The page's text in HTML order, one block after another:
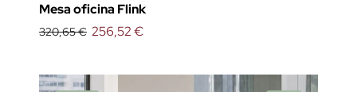
Mesa oficina Flink
320,65 € 256,52 €